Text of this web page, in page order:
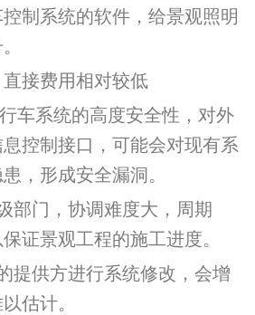
制系统的软件，给景观照明
接费用相对较低
车系统的高度安全性，对外
控制接口，可能会对现有系
，形成安全漏洞。
部门，协调难度大，周期
证景观工程的施工进度。
提供方进行系统修改，会增
估计。